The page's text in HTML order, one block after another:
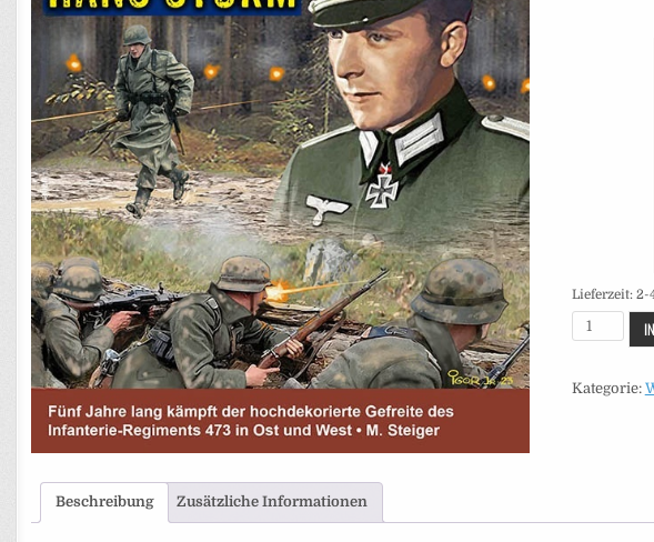
Lieferzeit: 2-
Soldaten
-
45
Kategorie:
Beschreibung Zusätzliche Informationen